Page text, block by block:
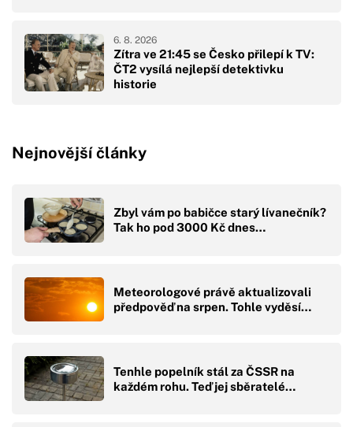
Zítra ve 21:45 se Česko přilepí k TV:
ČT2 vysílá nejlepší detektivku
historie
6. 8. 2026
Nejnovější články
Zbyl vám po babičce starý lívanečník?
Tak ho pod 3000 Kč dnes…
Meteorologové právě aktualizovali
předpověď na srpen. Tohle vyděsí…
Tenhle popelník stál za ČSSR na
každém rohu. Teď jej sběratelé…